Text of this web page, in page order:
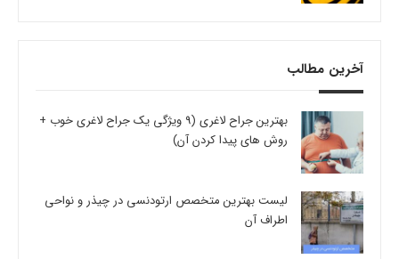
آخرین مطالب
بهترین جراح لاغری (9 ویژگی یک جراح لاغری خوب +
روش های پیدا کردن آن)
لیست بهترین متخصص ارتودنسی در چیذر و نواحی
اطراف آن